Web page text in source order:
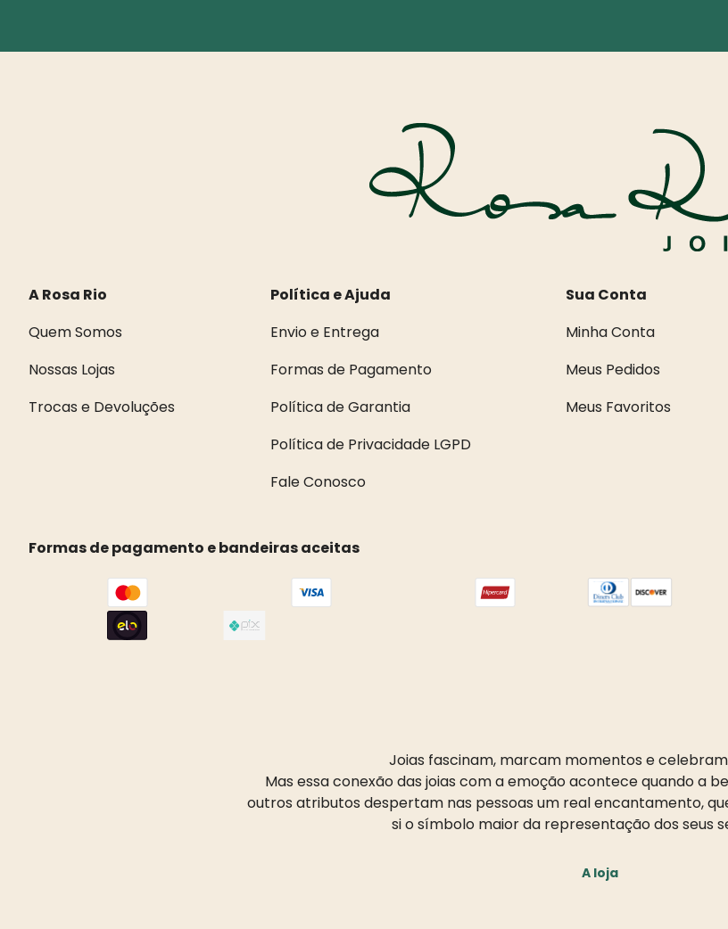
A Rosa Rio
Quem Somos
Nossas Lojas
Trocas e Devoluções
Política e Ajuda
Envio e Entrega
Formas de Pagamento
Política de Garantia
Política de Privacidade LGPD
Fale Conosco
Sua Conta
Minha Conta
Meus Pedidos
Meus Favoritos
Formas de pagamento e bandeiras aceitas
Joias fascinam, marcam momentos e
Mas essa conexão das joias com a emoção acontece quando a
outros atributos despertam nas pessoas um real encantamento,
si o símbolo maior da representação dos seus
A loja